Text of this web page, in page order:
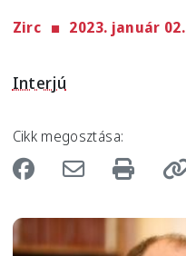
Zirc 2023. január 02.
Interjú
Cikk megosztása:
Image